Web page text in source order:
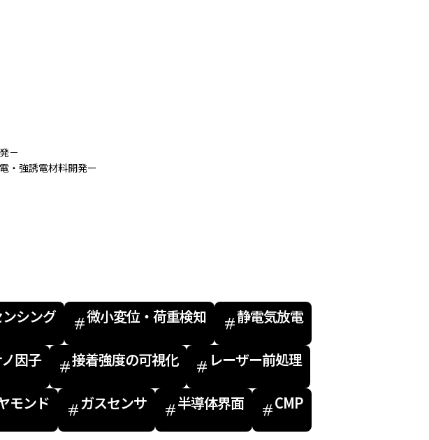
－
・強誘電材料開発ー
シング 微小変位・荷重検知 静電気放電
因子 接着強度の可視化 レーザー前処理
モンド ガスセンサ 半導体界面 CMP